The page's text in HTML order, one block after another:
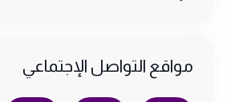
مواقع التواصل الإجتماعي